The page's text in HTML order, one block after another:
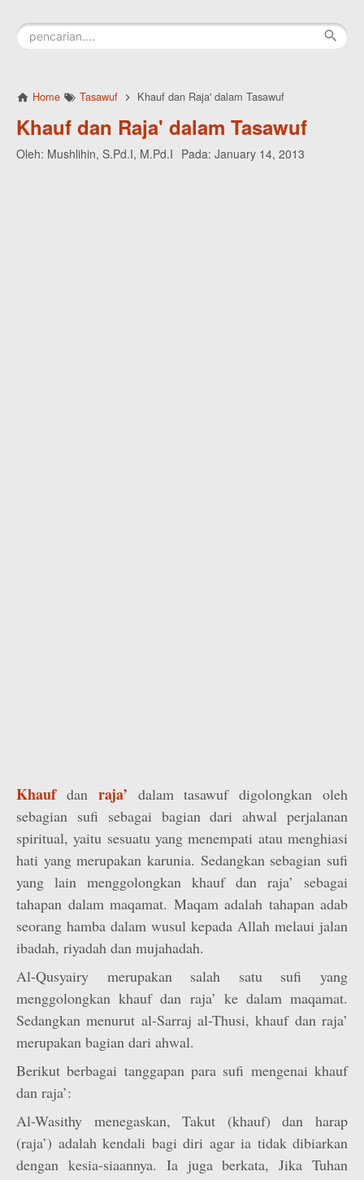
Home Tasawuf Khauf dan Raja' dalam Tasawuf
Khauf dan Raja' dalam Tasawuf
Oleh: Mushlihin, S.Pd.I, M.Pd.I Pada: January 14, 2013
Khaufdan raja’ dalam tasawuf digolongkan oleh
sebagian sufi sebagai bagian dari ahwal perjalanan
spiritual, yaitu sesuatu yang menempati atau menghiasi
hati yang merupakan karunia. Sedangkan sebagian sufi
yang lain menggolongkan khauf dan raja’ sebagai
tahapan dalam maqamat. Maqam adalah tahapan adab
seorang hamba dalam wusul kepada Allah melaui jalan
ibadah, riyadah dan mujahadah.
Al-Qusyairy merupakan salah satu sufi yang
menggolongkan khauf dan raja’ ke dalam maqamat.
Sedangkan menurut al-Sarraj al-Thusi, khauf dan raja’
merupakan bagian dari ahwal.
Berikut berbagai tanggapan para sufi mengenai khauf
dan raja’:
Al-Wasithy menegaskan, Takut (khauf) dan harap
(raja’) adalah kendali bagi diri agar ia tidak dibiarkan
dengan kesia-siaannya. Ia juga berkata, Jika Tuhan